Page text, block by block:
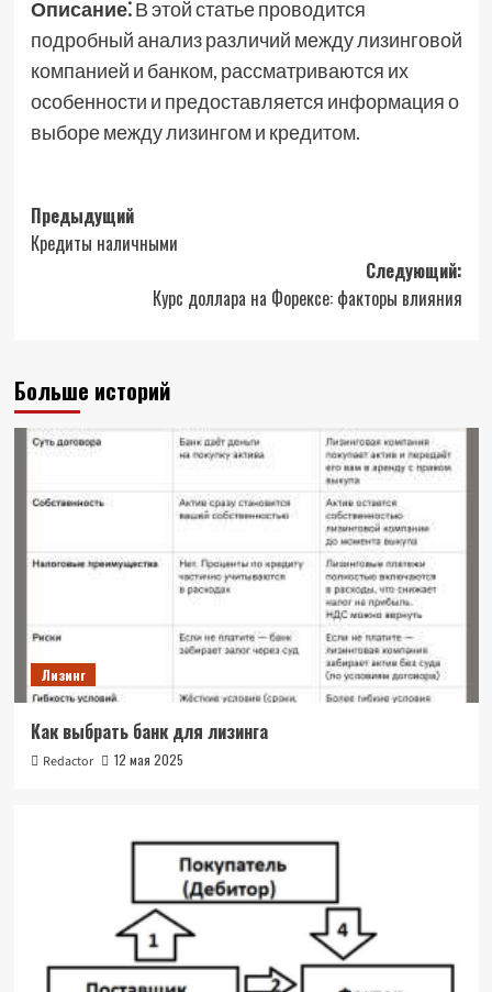
Описание⁚В этой статье проводится
подробный анализ различий между лизинговой
компанией и банком, рассматриваются их
особенности и предоставляется информация о
выборе между лизингом и кредитом.
Навигация
записи
Предыдущий
Кредиты наличными
Следующий:
Курс доллара на Форексе: факторы влияния
Больше историй
Лизинг
Как выбрать банк для лизинга
Redactor 12 мая 2025